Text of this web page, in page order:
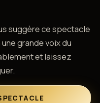
suggère ce spectacle
grande voix du
et laissez